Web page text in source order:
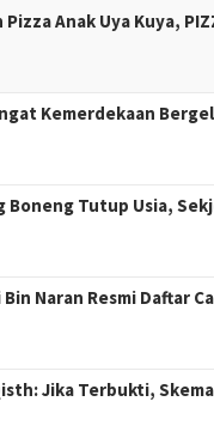
Pizza Anak Uya Kuya,
Kemerdekaan
Boneng Tutup Usia,
Bin Naran Resmi Daftar
Jika Terbukti,